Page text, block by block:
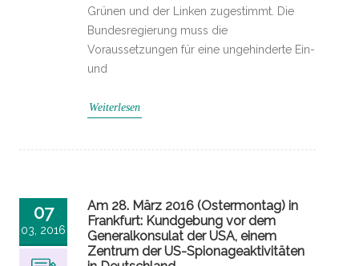
Grünen und der Linken zugestimmt. Die
Bundesregierung muss die
Voraussetzungen für eine ungehinderte Ein-
und
Weiterlesen
07
03, 2016
Am 28. März 2016 (Ostermontag) in
Frankfurt: Kundgebung vor dem
Generalkonsulat der USA, einem
Zentrum der US-Spionageaktivitäten